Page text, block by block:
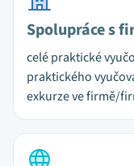
Spolupráce s
celé praktické
praktického
exkurze ve firmě/